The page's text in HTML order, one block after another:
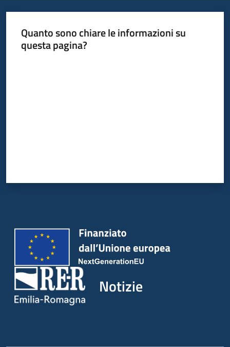
Quanto sono chiare le informazioni su
questa pagina?
Notizie